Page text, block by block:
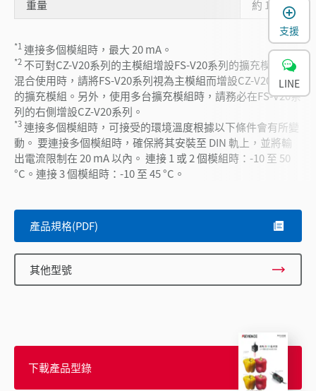
重量 約 110 g
*1連接多個模組時，最大 20 mA。
*2 不可對CZ-V20系列的主模組增設FS-V20系列的擴充模組。
混合使用時，請將FS-V20系列視為主模組而增設CZ-V20系列
的擴充模組。另外，使用多台擴充模組時，請務必在FS-V20系
列的右側增設CZ-V20系列。
*3連接多個模組時，可接受的環境溫度根據以下條件會有所變
動。 要連接多個模組時，確保將其安裝至 DIN 軌上，並將輸
出電流限制在 20 mA 以內。 連接 1 或 2 個模組時：-10 至 50
°C。連接 3 個模組時：-10 至 45 °C。
產品規格(PDF)
其他型號
下載產品型錄
支援
LINE